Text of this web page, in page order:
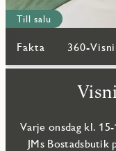
Till salu
Fakta 360-
Varje onsdag kl.
JMs Bostadsbutik